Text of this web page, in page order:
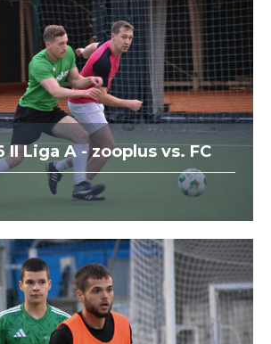
II Liga A - zooplus vs. FC